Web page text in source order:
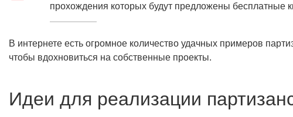
прохождения которых будут предложены бесплатные
В интернете есть огромное количество удачных примеров
чтобы вдохновиться на собственные проекты.
Идеи для реализации